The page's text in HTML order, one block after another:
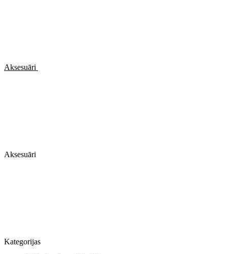
Aksesuāri
Aksesuāri
Kategorijas